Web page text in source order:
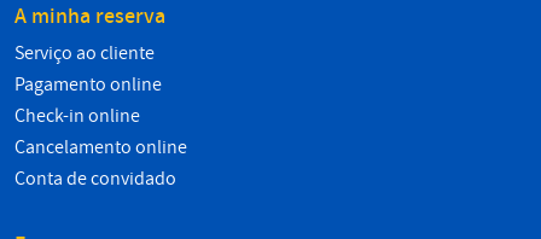
A minha reserva
Serviço ao cliente
Pagamento online
Check-in online
Cancelamento online
Conta de convidado